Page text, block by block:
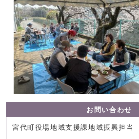
お問い合わせ
宮代町役場地域支援課地域振興担当